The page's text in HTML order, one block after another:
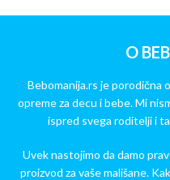
O
Bebomanija.rs je porodična
opreme za decu i bebe. Mi
ispred svega roditelji i
Uvek nastojimo da damo
proizvod za vaše mališane.